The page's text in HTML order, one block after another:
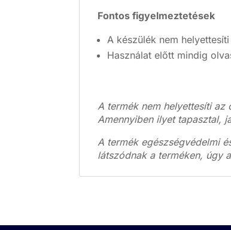
Fontos figyelmeztetések
A készülék nem
Használat előtt mindig
A termék nem helyettesíti
Amennyiben ilyet tapasztal,
A termék egészségvédelmi
látszódnak a terméken, úgy